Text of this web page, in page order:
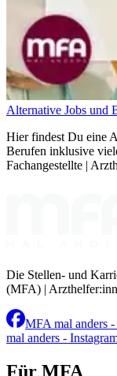
Alternative Jobs und
Hier findest Du eine
Berufen inklusive
Fachangestellte |
Die Stellen- und
(MFA) |
MFA mal anders
mal anders -
Für MFA